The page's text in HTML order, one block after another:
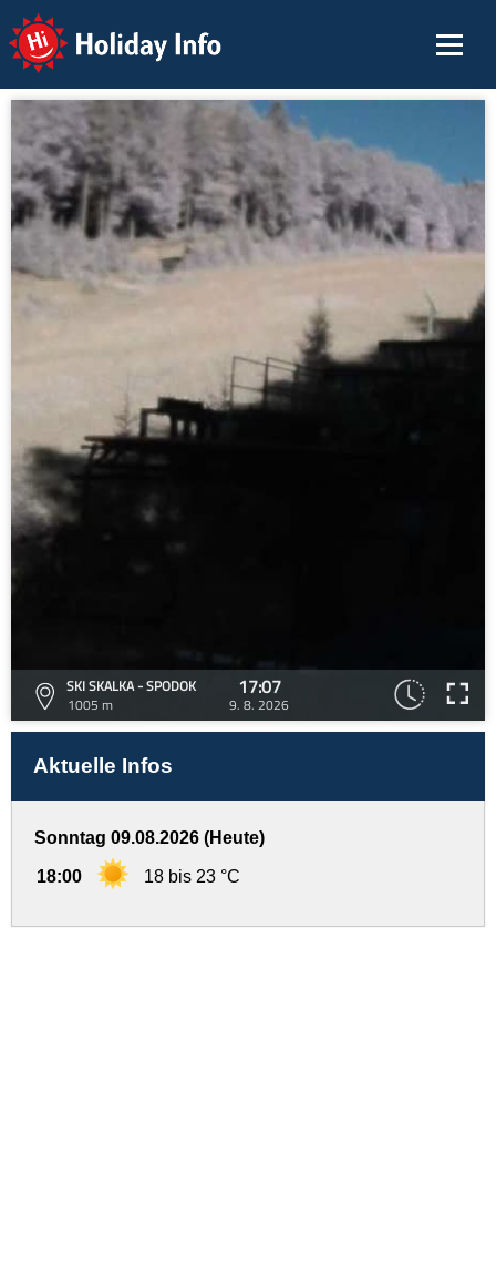
Holiday Info
SKI SKALKA - SPODOK
1005 m
17:07
9. 8. 2026
Aktuelle Infos
Sonntag 09.08.2026 (Heute)
18:00 18 bis 23 °C